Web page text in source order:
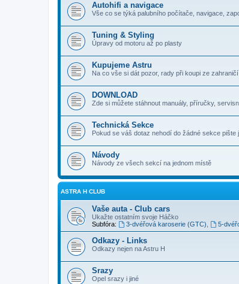
Autohifi a navigace
Vše co se týká palubního počítače, navigace,
Tuning & Styling
Úpravy od motoru až po plasty
Kupujeme Astru
Na co vše si dát pozor, rady při koupi ze
DOWNLOAD
Zde si můžete stáhnout manuály, příručky,
Technická Sekce
Pokud se váš dotaz nehodí do žádné sekce pište
Návody
Návody ze všech sekcí na jednom místě
ASTRA H CLUB
Vaše auta - Club cars
Ukažte ostatním svoje Háčko
Subfóra:
3-dvéřová karoserie (GTC) 5-
Odkazy - Links
Odkazy nejen na Astru H
Srazy
Opel srazy i jiné